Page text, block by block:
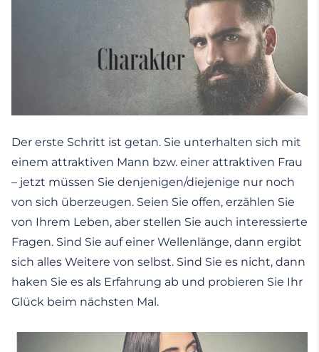
Der erste Schritt ist getan. Sie unterhalten sich mit
einem attraktiven Mann bzw. einer attraktiven Frau
– jetzt müssen Sie denjenigen/diejenige nur noch
von sich überzeugen. Seien Sie offen, erzählen Sie
von Ihrem Leben, aber stellen Sie auch interessierte
Fragen. Sind Sie auf einer Wellenlänge, dann ergibt
sich alles Weitere von selbst. Sind Sie es nicht, dann
haken Sie es als Erfahrung ab und probieren Sie Ihr
Glück beim nächsten Mal.